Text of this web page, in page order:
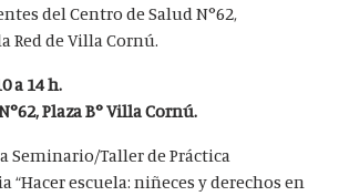
del Centro de Salud N°62,
Red de Villa Cornú.
a 14 h.
Plaza B° Villa Cornú.
Seminario/Taller de Práctica
“Hacer escuela: niñeces y derechos en